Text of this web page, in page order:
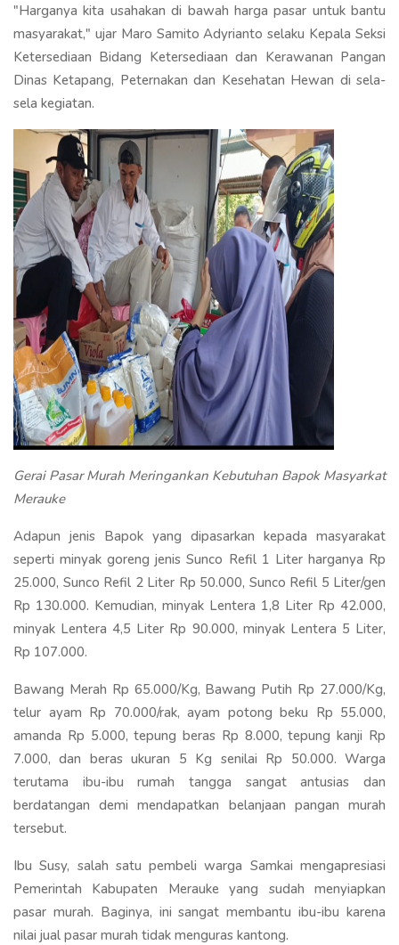
"Harganya kita usahakan di bawah harga pasar untuk bantu
masyarakat," ujar Maro Samito Adyrianto selaku Kepala Seksi
Ketersediaan Bidang Ketersediaan dan Kerawanan Pangan
Dinas Ketapang, Peternakan dan Kesehatan Hewan di sela-
sela kegiatan.
Gerai Pasar Murah Meringankan Kebutuhan Bapok Masyarkat
Merauke
Adapun jenis Bapok yang dipasarkan kepada masyarakat
seperti minyak goreng jenis Sunco Refil 1 Liter harganya Rp
25.000, Sunco Refil 2 Liter Rp 50.000, Sunco Refil 5 Liter/gen
Rp 130.000. Kemudian, minyak Lentera 1,8 Liter Rp 42.000,
minyak Lentera 4,5 Liter Rp 90.000, minyak Lentera 5 Liter,
Rp 107.000.
Bawang Merah Rp 65.000/Kg, Bawang Putih Rp 27.000/Kg,
telur ayam Rp 70.000/rak, ayam potong beku Rp 55.000,
amanda Rp 5.000, tepung beras Rp 8.000, tepung kanji Rp
7.000, dan beras ukuran 5 Kg senilai Rp 50.000. Warga
terutama ibu-ibu rumah tangga sangat antusias dan
berdatangan demi mendapatkan belanjaan pangan murah
tersebut.
Ibu Susy, salah satu pembeli warga Samkai mengapresiasi
Pemerintah Kabupaten Merauke yang sudah menyiapkan
pasar murah. Baginya, ini sangat membantu ibu-ibu karena
nilai jual pasar murah tidak menguras kantong.